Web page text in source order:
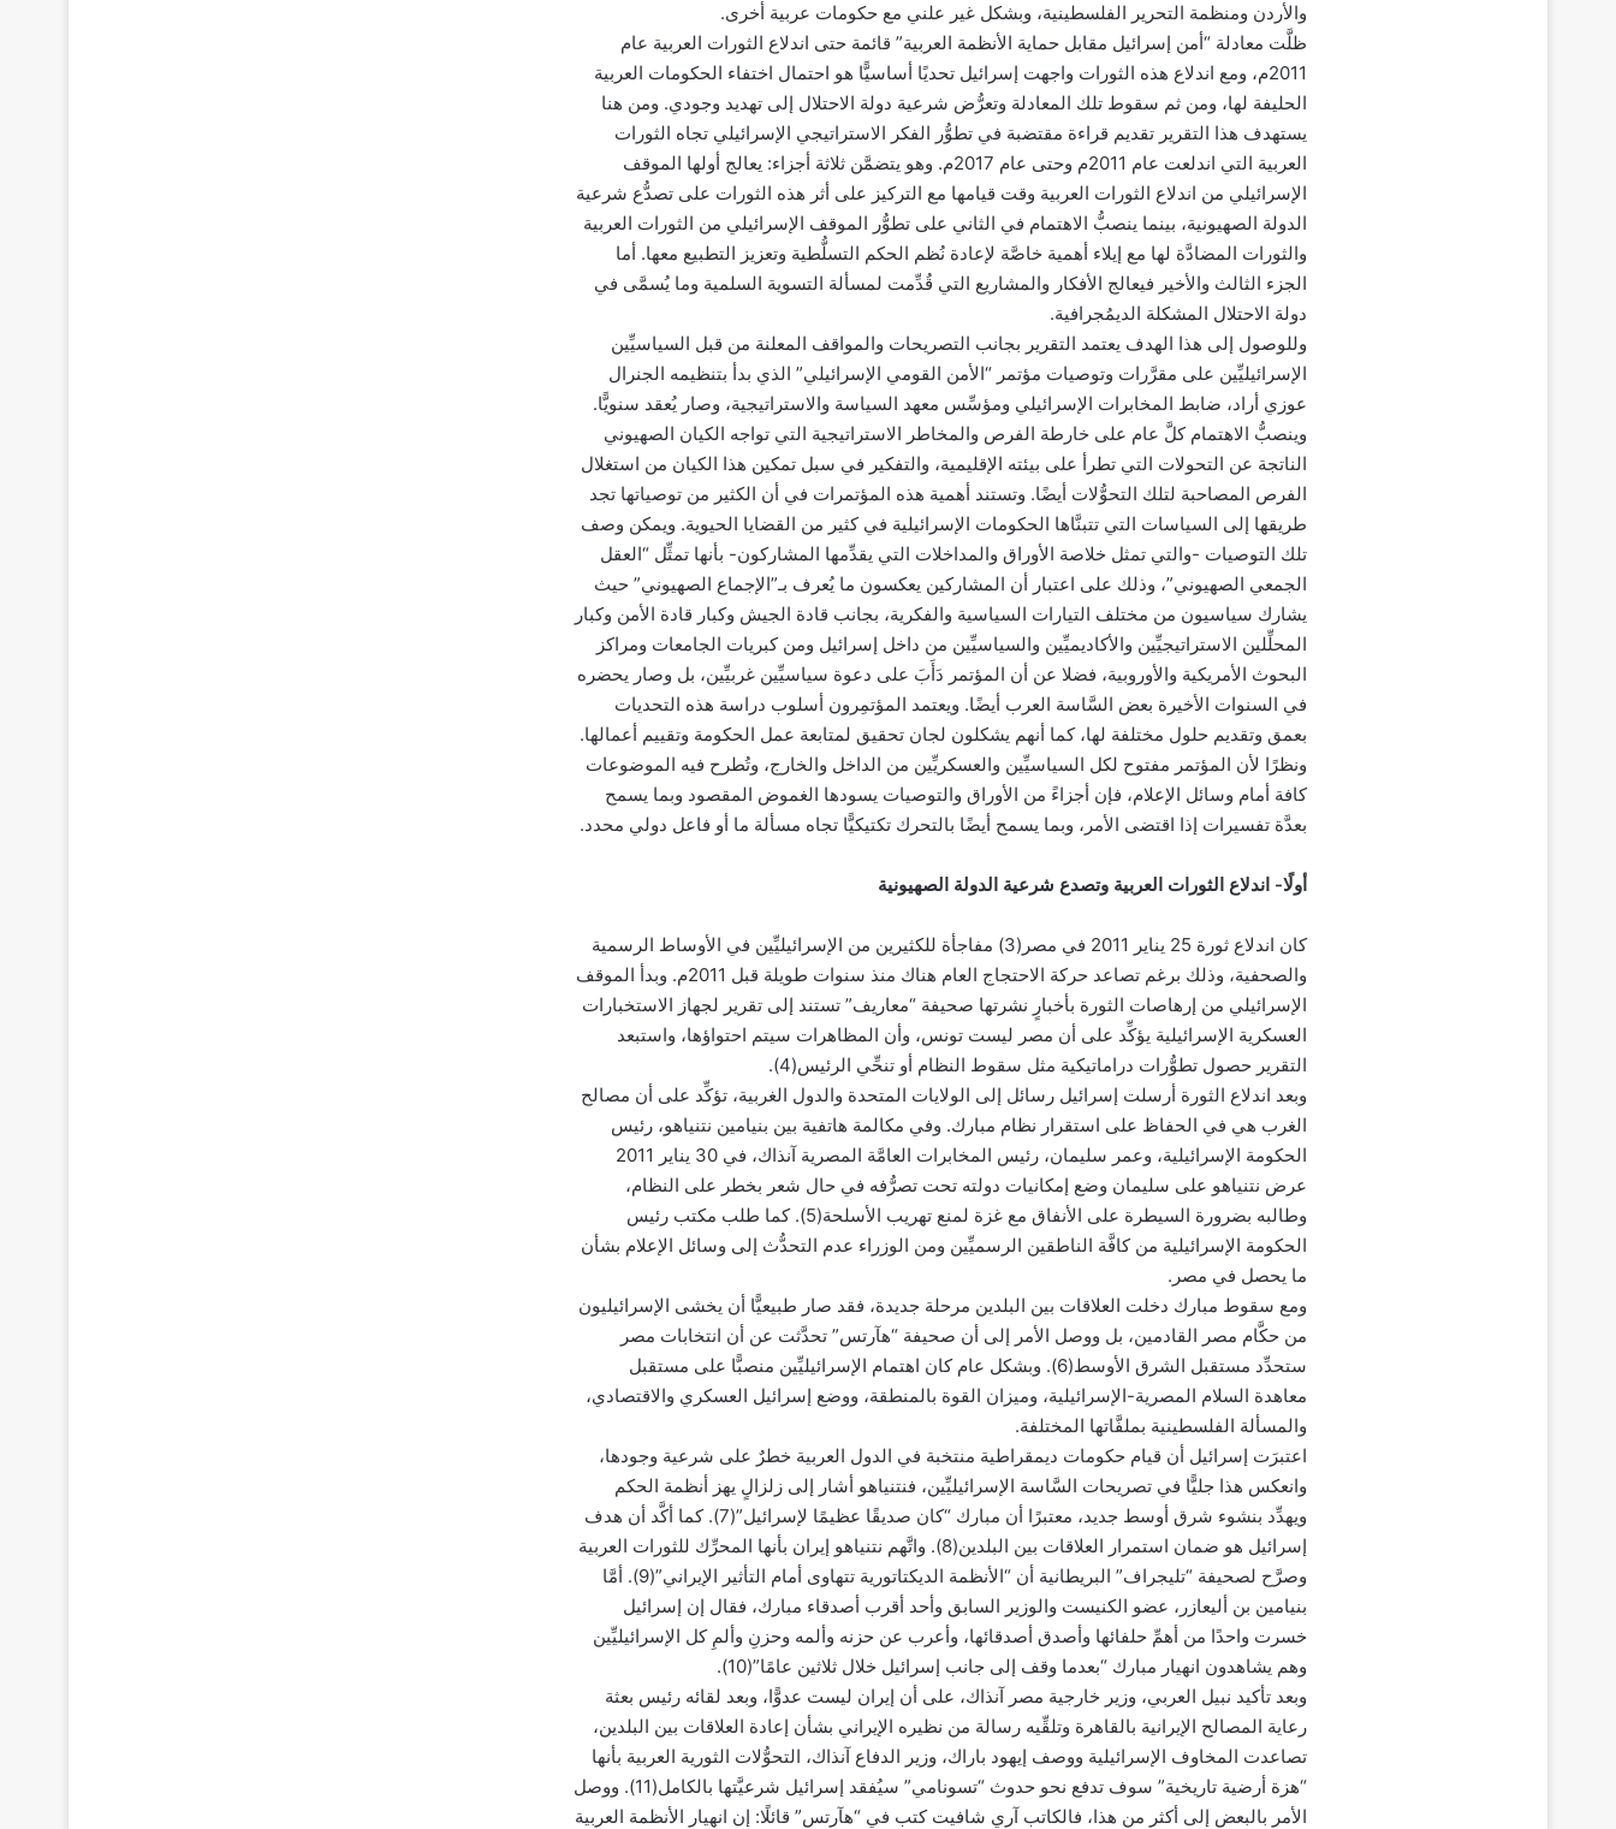
والأردن ومنظمة التحرير الفلسطينية، وبشكل غير علني مع حكومات عربية أخرى.
ظلَّت معادلة “أمن إسرائيل مقابل حماية الأنظمة العربية” قائمة حتى اندلاع الثورات العربية عام
2011م، ومع اندلاع هذه الثورات واجهت إسرائيل تحديًا أساسيًّا هو احتمال اختفاء الحكومات العربية
الحليفة لها، ومن ثم سقوط تلك المعادلة وتعرُّض شرعية دولة الاحتلال إلى تهديد وجودي. ومن هنا
يستهدف هذا التقرير تقديم قراءة مقتضبة في تطوُّر الفكر الاستراتيجي الإسرائيلي تجاه الثورات
العربية التي اندلعت عام 2011م وحتى عام 2017م. وهو يتضمَّن ثلاثة أجزاء: يعالج أولها الموقف
الإسرائيلي من اندلاع الثورات العربية وقت قيامها مع التركيز على أثر هذه الثورات على تصدُّع شرعية
الدولة الصهيونية، بينما ينصبُّ الاهتمام في الثاني على تطوُّر الموقف الإسرائيلي من الثورات العربية
والثورات المضادَّة لها مع إيلاء أهمية خاصَّة لإعادة نُظم الحكم التسلُّطية وتعزيز التطبيع معها. أما
الجزء الثالث والأخير فيعالج الأفكار والمشاريع التي قُدِّمت لمسألة التسوية السلمية وما يُسمَّى في
دولة الاحتلال المشكلة الديمُجرافية.
وللوصول إلى هذا الهدف يعتمد التقرير بجانب التصريحات والمواقف المعلنة من قبل السياسيِّين
الإسرائيليِّين على مقرَّرات وتوصيات مؤتمر “الأمن القومي الإسرائيلي” الذي بدأ بتنظيمه الجنرال
عوزي أراد، ضابط المخابرات الإسرائيلي ومؤسِّس معهد السياسة والاستراتيجية، وصار يُعقد سنويًّا.
وينصبُّ الاهتمام كلَّ عام على خارطة الفرص والمخاطر الاستراتيجية التي تواجه الكيان الصهيوني
الناتجة عن التحولات التي تطرأ على بيئته الإقليمية، والتفكير في سبل تمكين هذا الكيان من استغلال
الفرص المصاحبة لتلك التحوُّلات أيضًا. وتستند أهمية هذه المؤتمرات في أن الكثير من توصياتها تجد
طريقها إلى السياسات التي تتبنَّاها الحكومات الإسرائيلية في كثير من القضايا الحيوية. ويمكن وصف
تلك التوصيات -والتي تمثل خلاصة الأوراق والمداخلات التي يقدِّمها المشاركون- بأنها تمثِّل “العقل
الجمعي الصهيوني”، وذلك على اعتبار أن المشاركين يعكسون ما يُعرف بـ”الإجماع الصهيوني” حيث
يشارك سياسيون من مختلف التيارات السياسية والفكرية، بجانب قادة الجيش وكبار قادة الأمن وكبار
المحلِّلين الاستراتيجيِّين والأكاديميِّين والسياسيِّين من داخل إسرائيل ومن كبريات الجامعات ومراكز
البحوث الأمريكية والأوروبية، فضلا عن أن المؤتمر دَأَبَ على دعوة سياسيِّين غربيِّين، بل وصار يحضره
في السنوات الأخيرة بعض السَّاسة العرب أيضًا. ويعتمد المؤتمِرون أسلوب دراسة هذه التحديات
بعمق وتقديم حلول مختلفة لها، كما أنهم يشكلون لجان تحقيق لمتابعة عمل الحكومة وتقييم أعمالها.
ونظرًا لأن المؤتمر مفتوح لكل السياسيِّين والعسكريِّين من الداخل والخارج، وتُطرح فيه الموضوعات
كافة أمام وسائل الإعلام، فإن أجزاءً من الأوراق والتوصيات يسودها الغموض المقصود وبما يسمح
بعدَّة تفسيرات إذا اقتضى الأمر، وبما يسمح أيضًا بالتحرك تكتيكيًّا تجاه مسألة ما أو فاعل دولي محدد.
أولًا- اندلاع الثورات العربية وتصدع شرعية الدولة الصهيونية
كان اندلاع ثورة 25 يناير 2011 في مصر(3) مفاجأة للكثيرين من الإسرائيليِّين في الأوساط الرسمية
والصحفية، وذلك برغم تصاعد حركة الاحتجاج العام هناك منذ سنوات طويلة قبل 2011م. وبدأ الموقف
الإسرائيلي من إرهاصات الثورة بأخبارٍ نشرتها صحيفة “معاريف” تستند إلى تقرير لجهاز الاستخبارات
العسكرية الإسرائيلية يؤكِّد على أن مصر ليست تونس، وأن المظاهرات سيتم احتواؤها، واستبعد
التقرير حصول تطوُّرات دراماتيكية مثل سقوط النظام أو تنحِّي الرئيس(4).
وبعد اندلاع الثورة أرسلت إسرائيل رسائل إلى الولايات المتحدة والدول الغربية، تؤكِّد على أن مصالح
الغرب هي في الحفاظ على استقرار نظام مبارك. وفي مكالمة هاتفية بين بنيامين نتنياهو، رئيس
الحكومة الإسرائيلية، وعمر سليمان، رئيس المخابرات العامَّة المصرية آنذاك، في 30 يناير 2011
عرض نتنياهو على سليمان وضع إمكانيات دولته تحت تصرُّفه في حال شعر بخطر على النظام،
وطالبه بضرورة السيطرة على الأنفاق مع غزة لمنع تهريب الأسلحة(5). كما طلب مكتب رئيس
الحكومة الإسرائيلية من كافَّة الناطقين الرسميِّين ومن الوزراء عدم التحدُّث إلى وسائل الإعلام بشأن
ما يحصل في مصر.
ومع سقوط مبارك دخلت العلاقات بين البلدين مرحلة جديدة، فقد صار طبيعيًّا أن يخشى الإسرائيليون
من حكَّام مصر القادمين، بل ووصل الأمر إلى أن صحيفة “هآرتس” تحدَّثت عن أن انتخابات مصر
ستحدِّد مستقبل الشرق الأوسط(6). وبشكل عام كان اهتمام الإسرائيليِّين منصبًّا على مستقبل
معاهدة السلام المصرية-الإسرائيلية، وميزان القوة بالمنطقة، ووضع إسرائيل العسكري والاقتصادي،
والمسألة الفلسطينية بملفَّاتها المختلفة.
اعتبرَت إسرائيل أن قيام حكومات ديمقراطية منتخبة في الدول العربية خطرٌ على شرعية وجودها،
وانعكس هذا جليًّا في تصريحات السَّاسة الإسرائيليِّين، فنتنياهو أشار إلى زلزالٍ يهز أنظمة الحكم
ويهدِّد بنشوء شرق أوسط جديد، معتبرًا أن مبارك “كان صديقًا عظيمًا لإسرائيل”(7). كما أكَّد أن هدف
إسرائيل هو ضمان استمرار العلاقات بين البلدين(8). واتَّهم نتنياهو إيران بأنها المحرِّك للثورات العربية
وصرَّح لصحيفة “تليجراف” البريطانية أن “الأنظمة الديكتاتورية تتهاوى أمام التأثير الإيراني”(9). أمَّا
بنيامين بن أليعازر، عضو الكنيست والوزير السابق وأحد أقرب أصدقاء مبارك، فقال إن إسرائيل
خسرت واحدًا من أهمِّ حلفائها وأصدق أصدقائها، وأعرب عن حزنه وألمه وحزنِ وألمِ كل الإسرائيليِّين
وهم يشاهدون انهيار مبارك “بعدما وقف إلى جانب إسرائيل خلال ثلاثين عامًا”(10).
وبعد تأكيد نبيل العربي، وزير خارجية مصر آنذاك، على أن إيران ليست عدوًّا، وبعد لقائه رئيس بعثة
رعاية المصالح الإيرانية بالقاهرة وتلقِّيه رسالة من نظيره الإيراني بشأن إعادة العلاقات بين البلدين،
تصاعدت المخاوف الإسرائيلية ووصف إيهود باراك، وزير الدفاع آنذاك، التحوُّلات الثورية العربية بأنها
“هزة أرضية تاريخية” سوف تدفع نحو حدوث “تسونامي” سيُفقد إسرائيل شرعيَّتها بالكامل(11). ووصل
الأمر بالبعض إلى أكثر من هذا، فالكاتب آري شافيت كتب في “هآرتس” قائلًا: إن انهيار الأنظمة العربية